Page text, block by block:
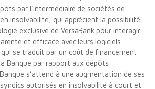
par l’intermédiaire de sociétés de
insolvabilité, qui apprécient la possibilité
exclusive de VersaBank pour interagir
et efficace avec leurs logiciels
se traduit par un coût de financement
Banque par rapport aux dépôts
s’attend à une augmentation de ses
autorisés en insolvabilité à court et